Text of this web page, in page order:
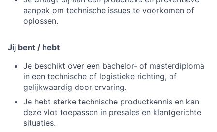
aanpak om technische issues te voorkomen of
oplossen.
Jij bent / hebt
Je beschikt over een bachelor- of masterdiploma
in een technische of logistieke richting, of
gelijkwaardig door ervaring.
Je hebt sterke technische productkennis en kan
deze vlot toepassen in presales en klantgerichte
situaties.